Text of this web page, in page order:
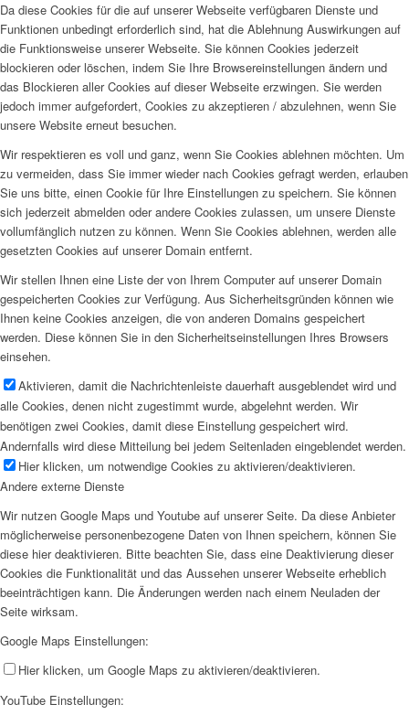
Da diese Cookies für die auf unserer Webseite verfügbaren Dienste und
Funktionen unbedingt erforderlich sind, hat die Ablehnung Auswirkungen auf
die Funktionsweise unserer Webseite. Sie können Cookies jederzeit
blockieren oder löschen, indem Sie Ihre Browsereinstellungen ändern und
das Blockieren aller Cookies auf dieser Webseite erzwingen. Sie werden
jedoch immer aufgefordert, Cookies zu akzeptieren / abzulehnen, wenn Sie
unsere Website erneut besuchen.
Wir respektieren es voll und ganz, wenn Sie Cookies ablehnen möchten. Um
zu vermeiden, dass Sie immer wieder nach Cookies gefragt werden, erlauben
Sie uns bitte, einen Cookie für Ihre Einstellungen zu speichern. Sie können
sich jederzeit abmelden oder andere Cookies zulassen, um unsere Dienste
vollumfänglich nutzen zu können. Wenn Sie Cookies ablehnen, werden alle
gesetzten Cookies auf unserer Domain entfernt.
Wir stellen Ihnen eine Liste der von Ihrem Computer auf unserer Domain
gespeicherten Cookies zur Verfügung. Aus Sicherheitsgründen können wie
Ihnen keine Cookies anzeigen, die von anderen Domains gespeichert
werden. Diese können Sie in den Sicherheitseinstellungen Ihres Browsers
einsehen.
Aktivieren, damit die Nachrichtenleiste dauerhaft ausgeblendet wird und
alle Cookies, denen nicht zugestimmt wurde, abgelehnt werden. Wir
benötigen zwei Cookies, damit diese Einstellung gespeichert wird.
Andernfalls wird diese Mitteilung bei jedem Seitenladen eingeblendet werden.
Hier klicken, um notwendige Cookies zu aktivieren/deaktivieren.
Andere externe Dienste
Wir nutzen Google Maps und Youtube auf unserer Seite. Da diese Anbieter
möglicherweise personenbezogene Daten von Ihnen speichern, können Sie
diese hier deaktivieren. Bitte beachten Sie, dass eine Deaktivierung dieser
Cookies die Funktionalität und das Aussehen unserer Webseite erheblich
beeinträchtigen kann. Die Änderungen werden nach einem Neuladen der
Seite wirksam.
Google Maps Einstellungen:
Hier klicken, um Google Maps zu aktivieren/deaktivieren.
YouTube Einstellungen: